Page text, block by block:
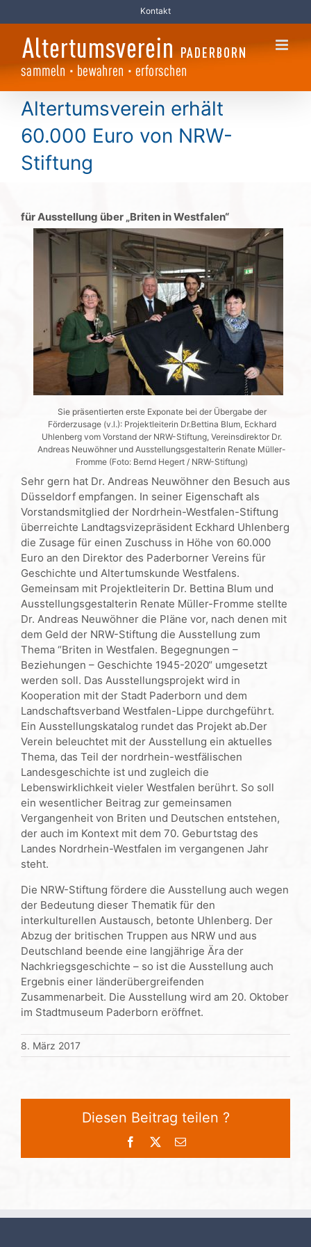
Inhalt
springen
Kontakt
Altertumsverein erhält
60.000 Euro von NRW-
Stiftung
für Ausstellung über „Briten in Westfalen“
Sie präsentierten erste Exponate bei der Übergabe der
Förderzusage (v.l.): Projektleiterin Dr.Bettina Blum, Eckhard
Uhlenberg vom Vorstand der NRW-Stiftung, Vereinsdirektor Dr.
Andreas Neuwöhner und Ausstellungsgestalterin Renate Müller-
Fromme (Foto: Bernd Hegert / NRW-Stiftung)
Sehr gern hat Dr. Andreas Neuwöhner den Besuch aus
Düsseldorf empfangen. In seiner Eigenschaft als
Vorstandsmitglied der Nordrhein-Westfalen-Stiftung
überreichte Landtagsvizepräsident Eckhard Uhlenberg
die Zusage für einen Zuschuss in Höhe von 60.000
Euro an den Direktor des Paderborner Vereins für
Geschichte und Altertumskunde Westfalens.
Gemeinsam mit Projektleiterin Dr. Bettina Blum und
Ausstellungsgestalterin Renate Müller-Fromme stellte
Dr. Andreas Neuwöhner die Pläne vor, nach denen mit
dem Geld der NRW-Stiftung die Ausstellung zum
Thema “Briten in Westfalen. Begegnungen –
Beziehungen – Geschichte 1945-2020“ umgesetzt
werden soll. Das Ausstellungsprojekt wird in
Kooperation mit der Stadt Paderborn und dem
Landschaftsverband Westfalen-Lippe durchgeführt.
Ein Ausstellungskatalog rundet das Projekt ab.Der
Verein beleuchtet mit der Ausstellung ein aktuelles
Thema, das Teil der nordrhein-westfälischen
Landesgeschichte ist und zugleich die
Lebenswirklichkeit vieler Westfalen berührt. So soll
ein wesentlicher Beitrag zur gemeinsamen
Vergangenheit von Briten und Deutschen entstehen,
der auch im Kontext mit dem 70. Geburtstag des
Landes Nordrhein-Westfalen im vergangenen Jahr
steht.
Die NRW-Stiftung fördere die Ausstellung auch wegen
der Bedeutung dieser Thematik für den
interkulturellen Austausch, betonte Uhlenberg. Der
Abzug der britischen Truppen aus NRW und aus
Deutschland beende eine langjährige Ära der
Nachkriegsgeschichte – so ist die Ausstellung auch
Ergebnis einer länderübergreifenden
Zusammenarbeit. Die Ausstellung wird am 20. Oktober
im Stadtmuseum Paderborn eröffnet.
8. März 2017
Diesen Beitrag teilen ?
Facebook
E-